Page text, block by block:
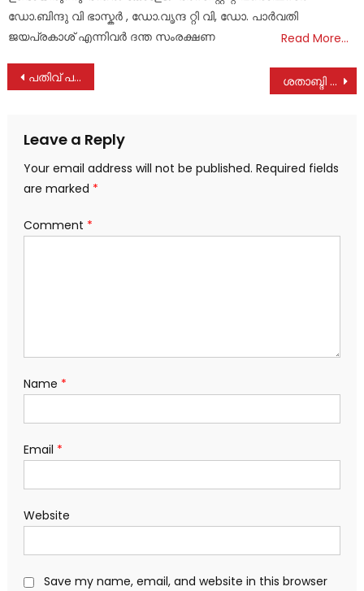
ഡോ.ബിന്ദു വി ഭാസ്കർ , ഡോ.വൃന്ദ റ്റി വി, ഡോ. പാർവതി
ജയപ്രകാശ് എന്നിവർ ദന്ത സംരക്ഷണ
Read More…
Post
പതിവ് പരിപാടികളിൽ മാറ്റമില്ല; കോട്ടയത്തെ ഇടതു സ്ഥാനാർത്ഥിക്ക് തിരക്ക് തന്നെ ശതാബ്ദി നിറവിൽ ഭരണങ്ങാനം സെന്റ് ലിറ്റിൽ ത്രേസ്യാസ് എൽ.പി.സ്‌കൂൾ
Leave a Reply
Your email address will not be published. Required fields
are marked *
Comment *
Name *
Email *
Website
Save my name, email, and website in this browser